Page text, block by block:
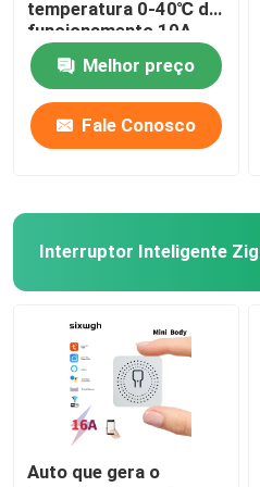
Interruptor de controle
Interruptor do toque de
Soquete esperto de
Soquete esperto de
Auto - interruptor sem fio
Sensor de Alarme
temperatura 0-40℃ do
funcionamento 10A
Melhor preço
Fale Conosco
Interruptor Inteligente
Auto que gera o